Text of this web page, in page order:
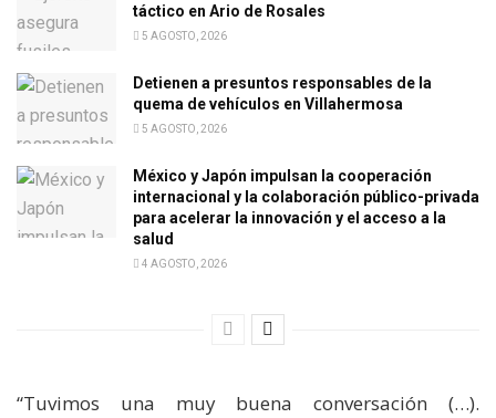
táctico en Ario de Rosales
5 AGOSTO, 2026
Detienen a presuntos responsables de la
quema de vehículos en Villahermosa
5 AGOSTO, 2026
México y Japón impulsan la cooperación
internacional y la colaboración público-privada
para acelerar la innovación y el acceso a la
salud
4 AGOSTO, 2026
“Tuvimos una muy buena conversación (…).